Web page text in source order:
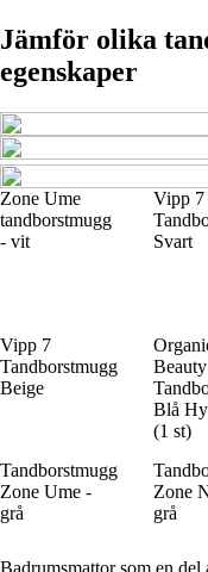
Jämför olika
egenskaper
Zone Ume
tandborstmugg
- vit
Vipp 7
Svart
Vipp 7
Tandborstmugg
Beige
Beauty
Blå
(1 st)
Tandborstmugg
Zone Ume -
grå
Zone
grå
Badrumsmattor som en